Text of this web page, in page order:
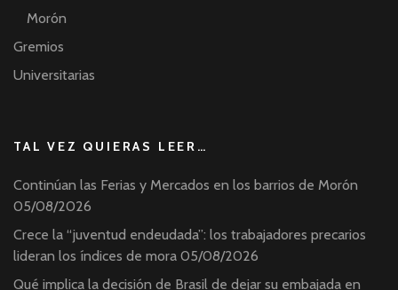
Morón
Gremios
Universitarias
TAL VEZ QUIERAS LEER…
Continúan las Ferias y Mercados en los barrios de Morón
05/08/2026
Crece la “juventud endeudada”: los trabajadores precarios
lideran los índices de mora 05/08/2026
Qué implica la decisión de Brasil de dejar su embajada en